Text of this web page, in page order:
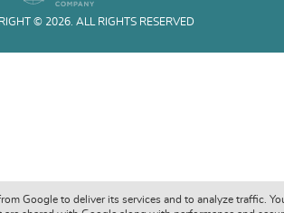
© 2026. ALL RIGHTS RESERVED
Google to deliver its services and to analyze traffic.